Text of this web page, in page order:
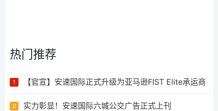
热门推荐
1 【官宣】安速国际正式升级为亚马逊FIST Elite承运商
2 实力彰显！安速国际六城公交广告正式上刊